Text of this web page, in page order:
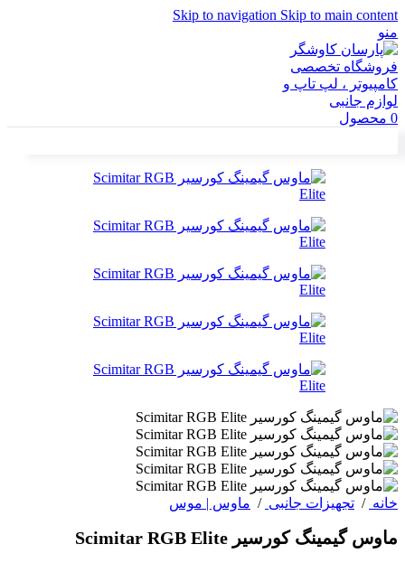
Skip to navigation Skip to main content
منو
0 محصول
خانه / تجهیزات جانبی / ماوس | موس
ماوس گیمینگ کورسیر Scimitar RGB Elite